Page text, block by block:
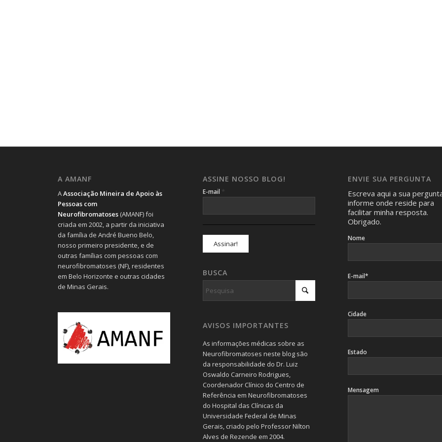
A AMANF
AAssociação Mineira de Apoio às
Pessoas com
Neurofibromatoses (AMANF) foi
criada em 2002, a partir da iniciativa
da família de André Bueno Belo,
nosso primeiro presidente, e de
outras famílias com pessoas com
neurofibromatoses (NF), residentes
em Belo Horizonte e outras cidades
de Minas Gerais.
ASSINE NOSSO BLOG!
E-mail *
BUSCA
AVISOS IMPORTANTES
As informações médicas sobre as
Neurofibromatoses neste blog são
da responsabilidade do Dr. Luiz
Oswaldo Carneiro Rodrigues,
Coordenador Clínico do Centro de
Referência em Neurofibromatoses
do Hospital das Clínicas da
Universidade Federal de Minas
Gerais, criado pelo Professor Nilton
Alves de Rezende em 2004.
ENVIE SUA PERGUNTA
Escreva aqui a sua
informe onde reside para
facilitar minha resposta.
Obrigado.
Nome
E-mail*
Cidade
Estado
Mensagem